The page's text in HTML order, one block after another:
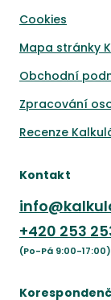
Cookies
Mapa stránky
Obchodní
Zpracování
Recenze
Kontakt
+420 253
(Po-Pá 9:00-17:00)